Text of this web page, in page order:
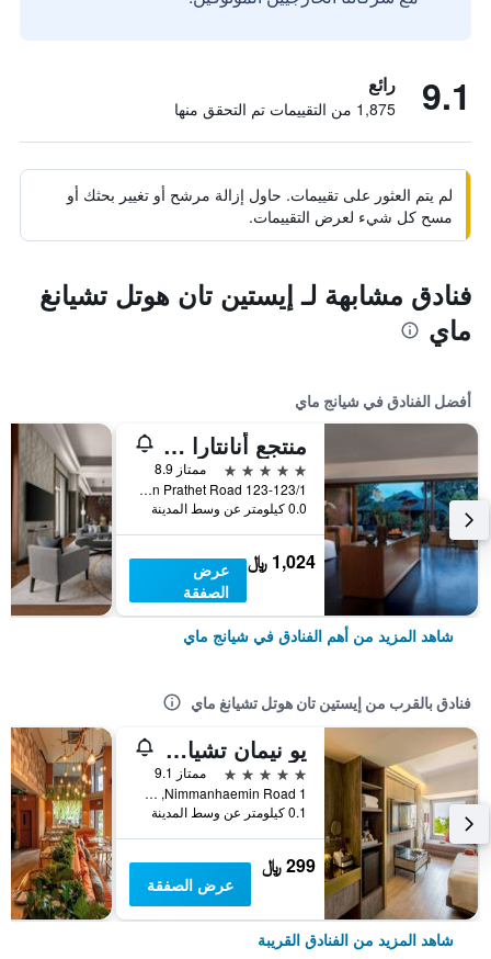
9.1 رائع
1,875 من التقييمات تم التحقق منها
لم يتم العثور على تقييمات. حاول إزالة مرشح أو تغيير بحثك أو
مسح كل شيء لعرض التقييمات.
فنادق مشابهة لـ إيستين تان هوتل تشيانغ
ماي
أفضل الفنادق في شيانج ماي
منتجع أنانتارا شيانغ ماي
5 نجوم
ممتاز 8.9
123-123/1 Charoen Prathet Road, شيانج ماي, تايلاند
0.0 كيلومتر عن وسط المدينة
1,024 ﷼
عرض
الصفقة
شاهد المزيد من أهم الفنادق في شيانج ماي
فنادق بالقرب من إيستين تان هوتل تشيانغ ماي
يو نيمان تشيانغ ماي
5 نجوم
ممتاز 9.1
1 Nimmanhaemin Road, شيانج ماي, تايلاند
0.1 كيلومتر عن وسط المدينة
299 ﷼
عرض الصفقة
شاهد المزيد من الفنادق القريبة